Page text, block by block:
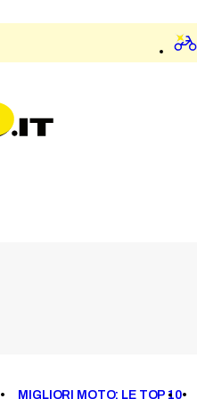
MIGLIORI MOTO: LE TOP 10